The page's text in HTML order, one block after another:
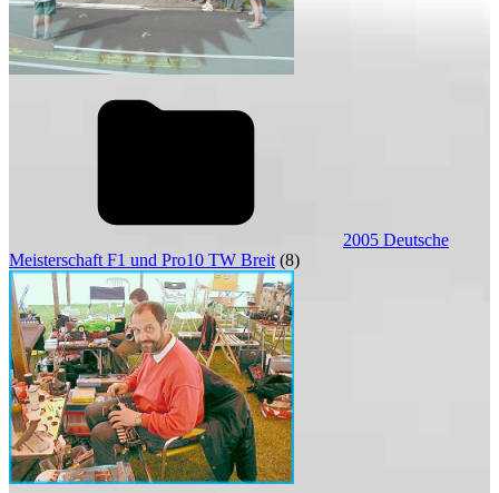
2005 Deutsche
Meisterschaft F1 und Pro10 TW Breit (8)